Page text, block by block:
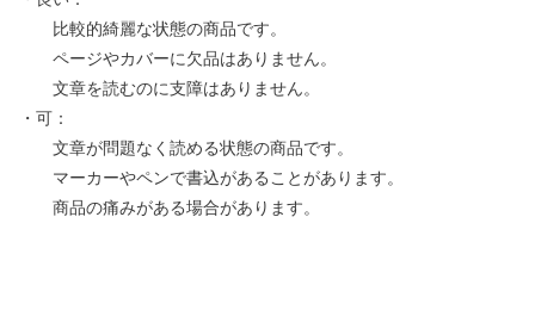
比較的綺麗な状態の商品です。
ページやカバーに欠品はありません。
文章を読むのに支障はありません。
・可：
文章が問題なく読める状態の商品です。
マーカーやペンで書込があることがあります。
商品の痛みがある場合があります。